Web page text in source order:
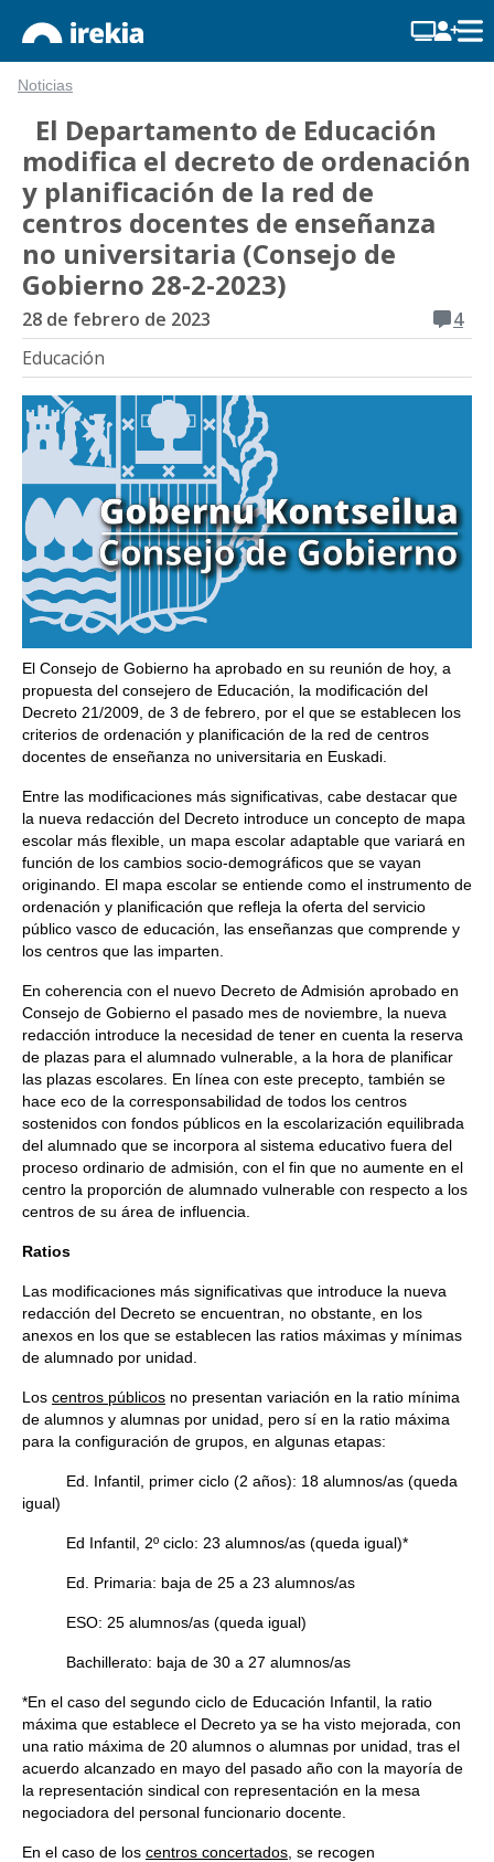
Noticias
El Departamento de Educación
modifica el decreto de ordenación
y planificación de la red de
centros docentes de enseñanza
no universitaria (Consejo de
Gobierno 28-2-2023)
28 de febrero de 2023
4
Educación
El Consejo de Gobierno ha aprobado en su reunión de hoy, a
propuesta del consejero de Educación, la modificación del
Decreto 21/2009, de 3 de febrero, por el que se establecen los
criterios de ordenación y planificación de la red de centros
docentes de enseñanza no universitaria en Euskadi.
Entre las modificaciones más significativas, cabe destacar que
la nueva redacción del Decreto introduce un concepto de mapa
escolar más flexible, un mapa escolar adaptable que variará en
función de los cambios socio-demográficos que se vayan
originando. El mapa escolar se entiende como el instrumento de
ordenación y planificación que refleja la oferta del servicio
público vasco de educación, las enseñanzas que comprende y
los centros que las imparten.
En coherencia con el nuevo Decreto de Admisión aprobado en
Consejo de Gobierno el pasado mes de noviembre, la nueva
redacción introduce la necesidad de tener en cuenta la reserva
de plazas para el alumnado vulnerable, a la hora de planificar
las plazas escolares. En línea con este precepto, también se
hace eco de la corresponsabilidad de todos los centros
sostenidos con fondos públicos en la escolarización equilibrada
del alumnado que se incorpora al sistema educativo fuera del
proceso ordinario de admisión, con el fin que no aumente en el
centro la proporción de alumnado vulnerable con respecto a los
centros de su área de influencia.
Ratios
Las modificaciones más significativas que introduce la nueva
redacción del Decreto se encuentran, no obstante, en los
anexos en los que se establecen las ratios máximas y mínimas
de alumnado por unidad.
Los centros públicos no presentan variación en la ratio mínima
de alumnos y alumnas por unidad, pero sí en la ratio máxima
para la configuración de grupos, en algunas etapas:
Ed. Infantil, primer ciclo (2 años): 18 alumnos/as (queda
igual)
Ed Infantil, 2º ciclo: 23 alumnos/as (queda igual)*
Ed. Primaria: baja de 25 a 23 alumnos/as
ESO: 25 alumnos/as (queda igual)
Bachillerato: baja de 30 a 27 alumnos/as
*En el caso del segundo ciclo de Educación Infantil, la ratio
máxima que establece el Decreto ya se ha visto mejorada, con
una ratio máxima de 20 alumnos o alumnas por unidad, tras el
acuerdo alcanzado en mayo del pasado año con la mayoría de
la representación sindical con representación en la mesa
negociadora del personal funcionario docente.
En el caso de los centros concertados , se recogen